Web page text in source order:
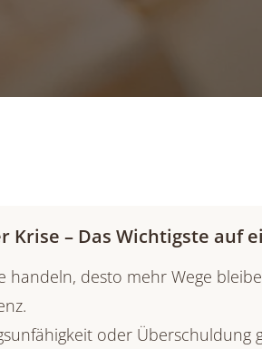
Krise – Das Wichtigste auf
handeln, desto mehr Wege
oder Überschuldung